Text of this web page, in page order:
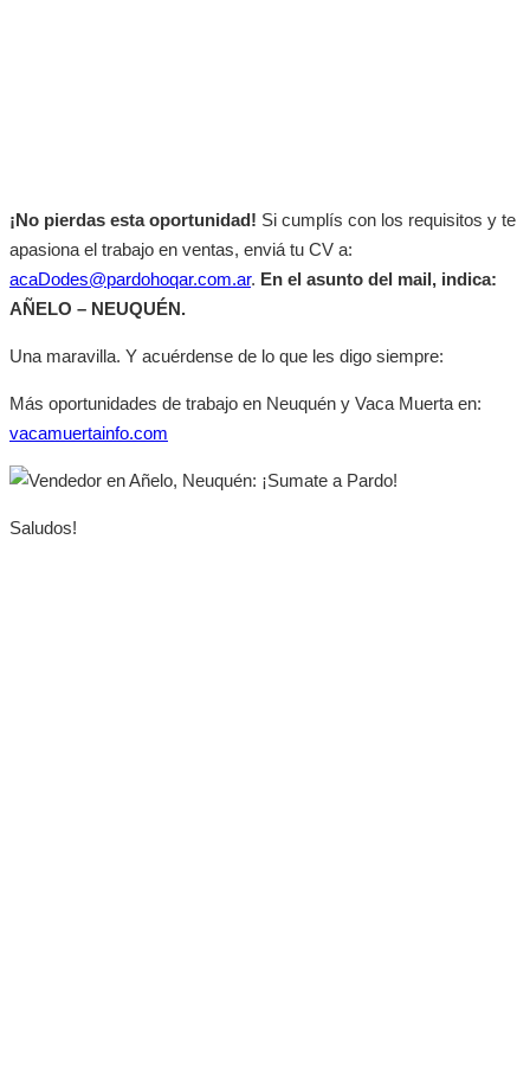
¡No pierdas esta oportunidad! Si cumplís con los requisitos y te
apasiona el trabajo en ventas, enviá tu CV a:
acaDodes@pardohoqar.com.ar. En el asunto del mail, indica:
AÑELO – NEUQUÉN.
Una maravilla. Y acuérdense de lo que les digo siempre:
Más oportunidades de trabajo en Neuquén y Vaca Muerta en:
vacamuertainfo.com
Saludos!